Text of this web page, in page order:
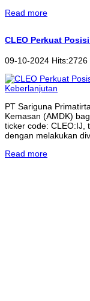
Read more
CLEO Perkuat
09-10-2024 Hits:2726
PT Sariguna
Kemasan (AMDK)
ticker code: CLEO:IJ,
dengan melakukan
Read more